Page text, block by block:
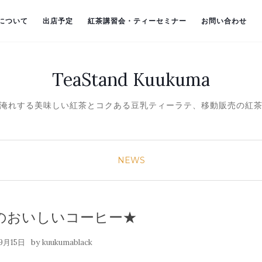
ついて 出店予定 紅茶講習会・ティーセミナー お問い合わせ
TeaStand Kuukuma
れする美味しい紅茶とコクある豆乳ティーラテ、移動販売の紅
NEWS
おいしいコーヒー★
15日 bykuukumablack